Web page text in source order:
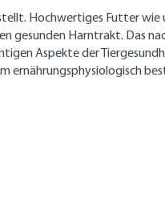
Hochwertiges Futter wie
Harntrakt. Das
Aspekte der
ernährungsphysiologisch